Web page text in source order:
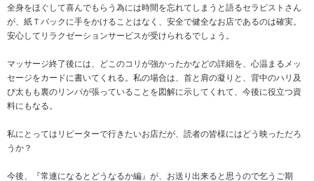
全身をほぐして喜んでもらう為には時間を忘れてしまうと語るセラピストさん
が、紙Ｔバックに手をかけることはなく、安全で健全なお店であるのは確実。
安心してリラクゼーションサービスが受けられるでしょう。
マッサージ終了後には、どこのコリが強かったかなどの詳細を、心温まるメッ
セージをカードに書いてくれる。私の場合は、首と肩の凝りと、背中のハリ及
び太もも裏のリンパが張っていることを図解に示してくれて、今後に役立つ資
料にもなる。
私にとってはリピーターで行きたいお店だが、読者の皆様にはどう映っただろ
うか？
今後、『常連になるとどうなるか編』が、お送り出来ると思うので乞うご期